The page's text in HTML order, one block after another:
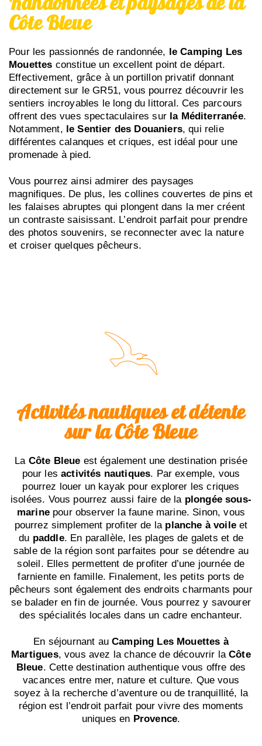
Côte Bleue
Pour les passionnés de randonnée,
le Camping Les
Mouettes constitue un excellent point de départ.
Effectivement, grâce à un portillon privatif donnant
directement sur le GR51, vous pourrez découvrir les
sentiers incroyables le long du littoral. Ces parcours
offrent des vues spectaculaires sur la Méditerranée.
Notamment, le Sentier des Douaniers, qui relie
différentes calanques et criques, est idéal pour une
promenade à pied.
Vous pourrez ainsi admirer des paysages
magnifiques. De plus, les collines couvertes de pins et
les falaises abruptes qui plongent dans la mer créent
un contraste saisissant. L’endroit parfait pour prendre
des photos souvenirs, se reconnecter avec la nature
et croiser quelques pêcheurs.
Activités nautiques et détente
sur la Côte Bleue
La Côte Bleue est également une destination prisée
pour lesactivités nautiques. Par exemple, vous
pourrez louer un kayak pour explorer les criques
isolées. Vous pourrez aussi faire de la plongée sous-
marinepour observer la faune marine. Sinon, vous
pourrez simplement profiter de la planche à voileet
du paddle. En parallèle, les plages de galets et de
sable de la région sont parfaites pour se détendre au
soleil. Elles permettent de profiter d’une journée de
farniente en famille. Finalement, les petits ports de
pêcheurs sont également des endroits charmants pour
se balader en fin de journée. Vous pourrez y savourer
des spécialités locales dans un cadre enchanteur.
En séjournant auCamping Les Mouettes à
Martigues, vous avez la chance de découvrir laCôte
Bleue. Cette destination authentique vous offre des
vacances entre mer, nature et culture. Que vous
soyez à la recherche d’aventure ou de tranquillité, la
région est l’endroit parfait pour vivre des moments
uniques en Provence.